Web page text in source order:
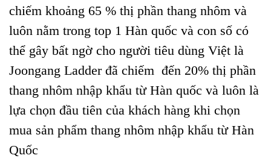
chiếm khoảng 65 % thị phần thang nhôm và
luôn nằm trong top 1 Hàn quốc và con số có
thể gây bất ngờ cho người tiêu dùng Việt là
Joongang Ladder đã chiếm đến 20% thị phần
thang nhôm nhập khẩu từ Hàn quốc và luôn là
lựa chọn đầu tiên của khách hàng khi chọn
mua sản phẩm thang nhôm nhập khẩu từ Hàn
Quốc